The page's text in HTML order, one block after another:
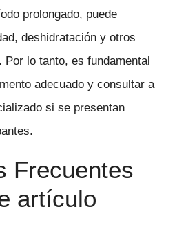
prolongado, puede
deshidratación y otros
Por lo tanto, es fundamental
adecuado y consultar a
si se presentan
Frecuentes
artículo